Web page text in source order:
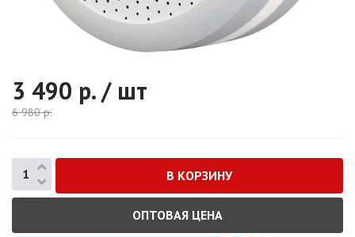
3 490 р. / шт
6 980р.
ОПТОВАЯ ЦЕНА